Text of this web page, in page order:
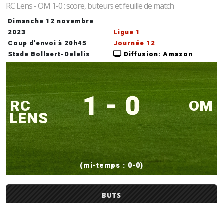
RC Lens - OM 1-0 : score, buteurs et feuille de match
Dimanche 12 novembre
2023
Coup d'envoi à 20h45
Stade Bollaert-Delelis
Ligue 1
Journée 12
Diffusion: Amazon
RC
LENS 1 - 0 OM
(mi-temps : 0-0)
BUTS